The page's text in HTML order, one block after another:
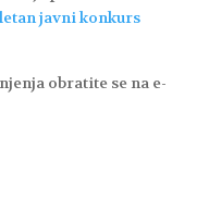
javni konkurs
obratite se na e-